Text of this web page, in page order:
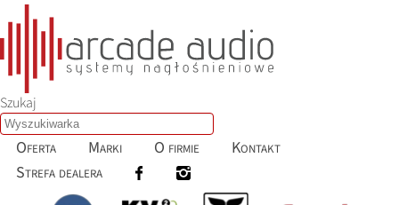
Szukaj
Oferta Marki O firmie
Kontakt
Strefa dealera